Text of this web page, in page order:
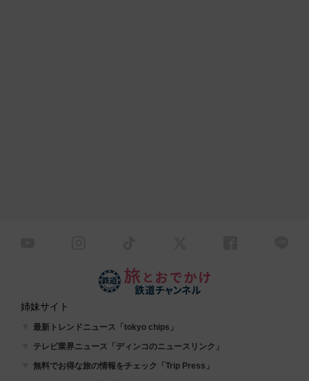
姉妹サイト
最新トレンドニュース「tokyo chips」
テレビ業界ニュース「ディンコのニュースリンク」
無料でお得な旅の情報をチェック「Trip Press」